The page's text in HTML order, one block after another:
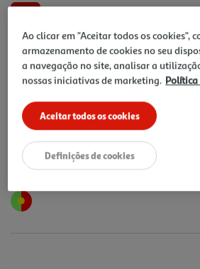
10,90 €PVP de editor
10,71 €
Notas de preparação
Ao clicar em "Aceitar todos os cookies",
armazenamento de cookies no seu
a navegação no site, analisar a
nossas iniciativas de marketing. Política
Aceitar todos os cookies
Definições de cookies